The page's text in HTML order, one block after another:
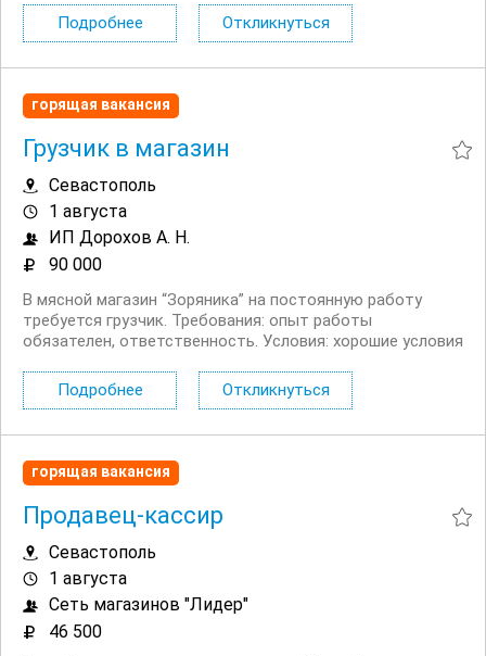
обратно, стабильная занятость в дружном коллективе,...
Подробнее Откликнуться
горящая вакансия
Грузчик в магазин
Севастополь
1 августа
ИП Дорохов А. Н.
90 000
В мясной магазин “Зоряника” на постоянную работу
требуется грузчик. Требования: опыт работы
обязателен, ответственность. Условия: хорошие условия
19.00, форма одежды...
Подробнее Откликнуться
горящая вакансия
Продавец-кассир
Севастополь
1 августа
Сеть магазинов "Лидер"
46 500